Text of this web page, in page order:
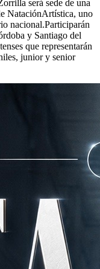
será sede de una
NataciónArtística, uno
nacional.Participarán
y Santiago del
que representarán
junior y senior